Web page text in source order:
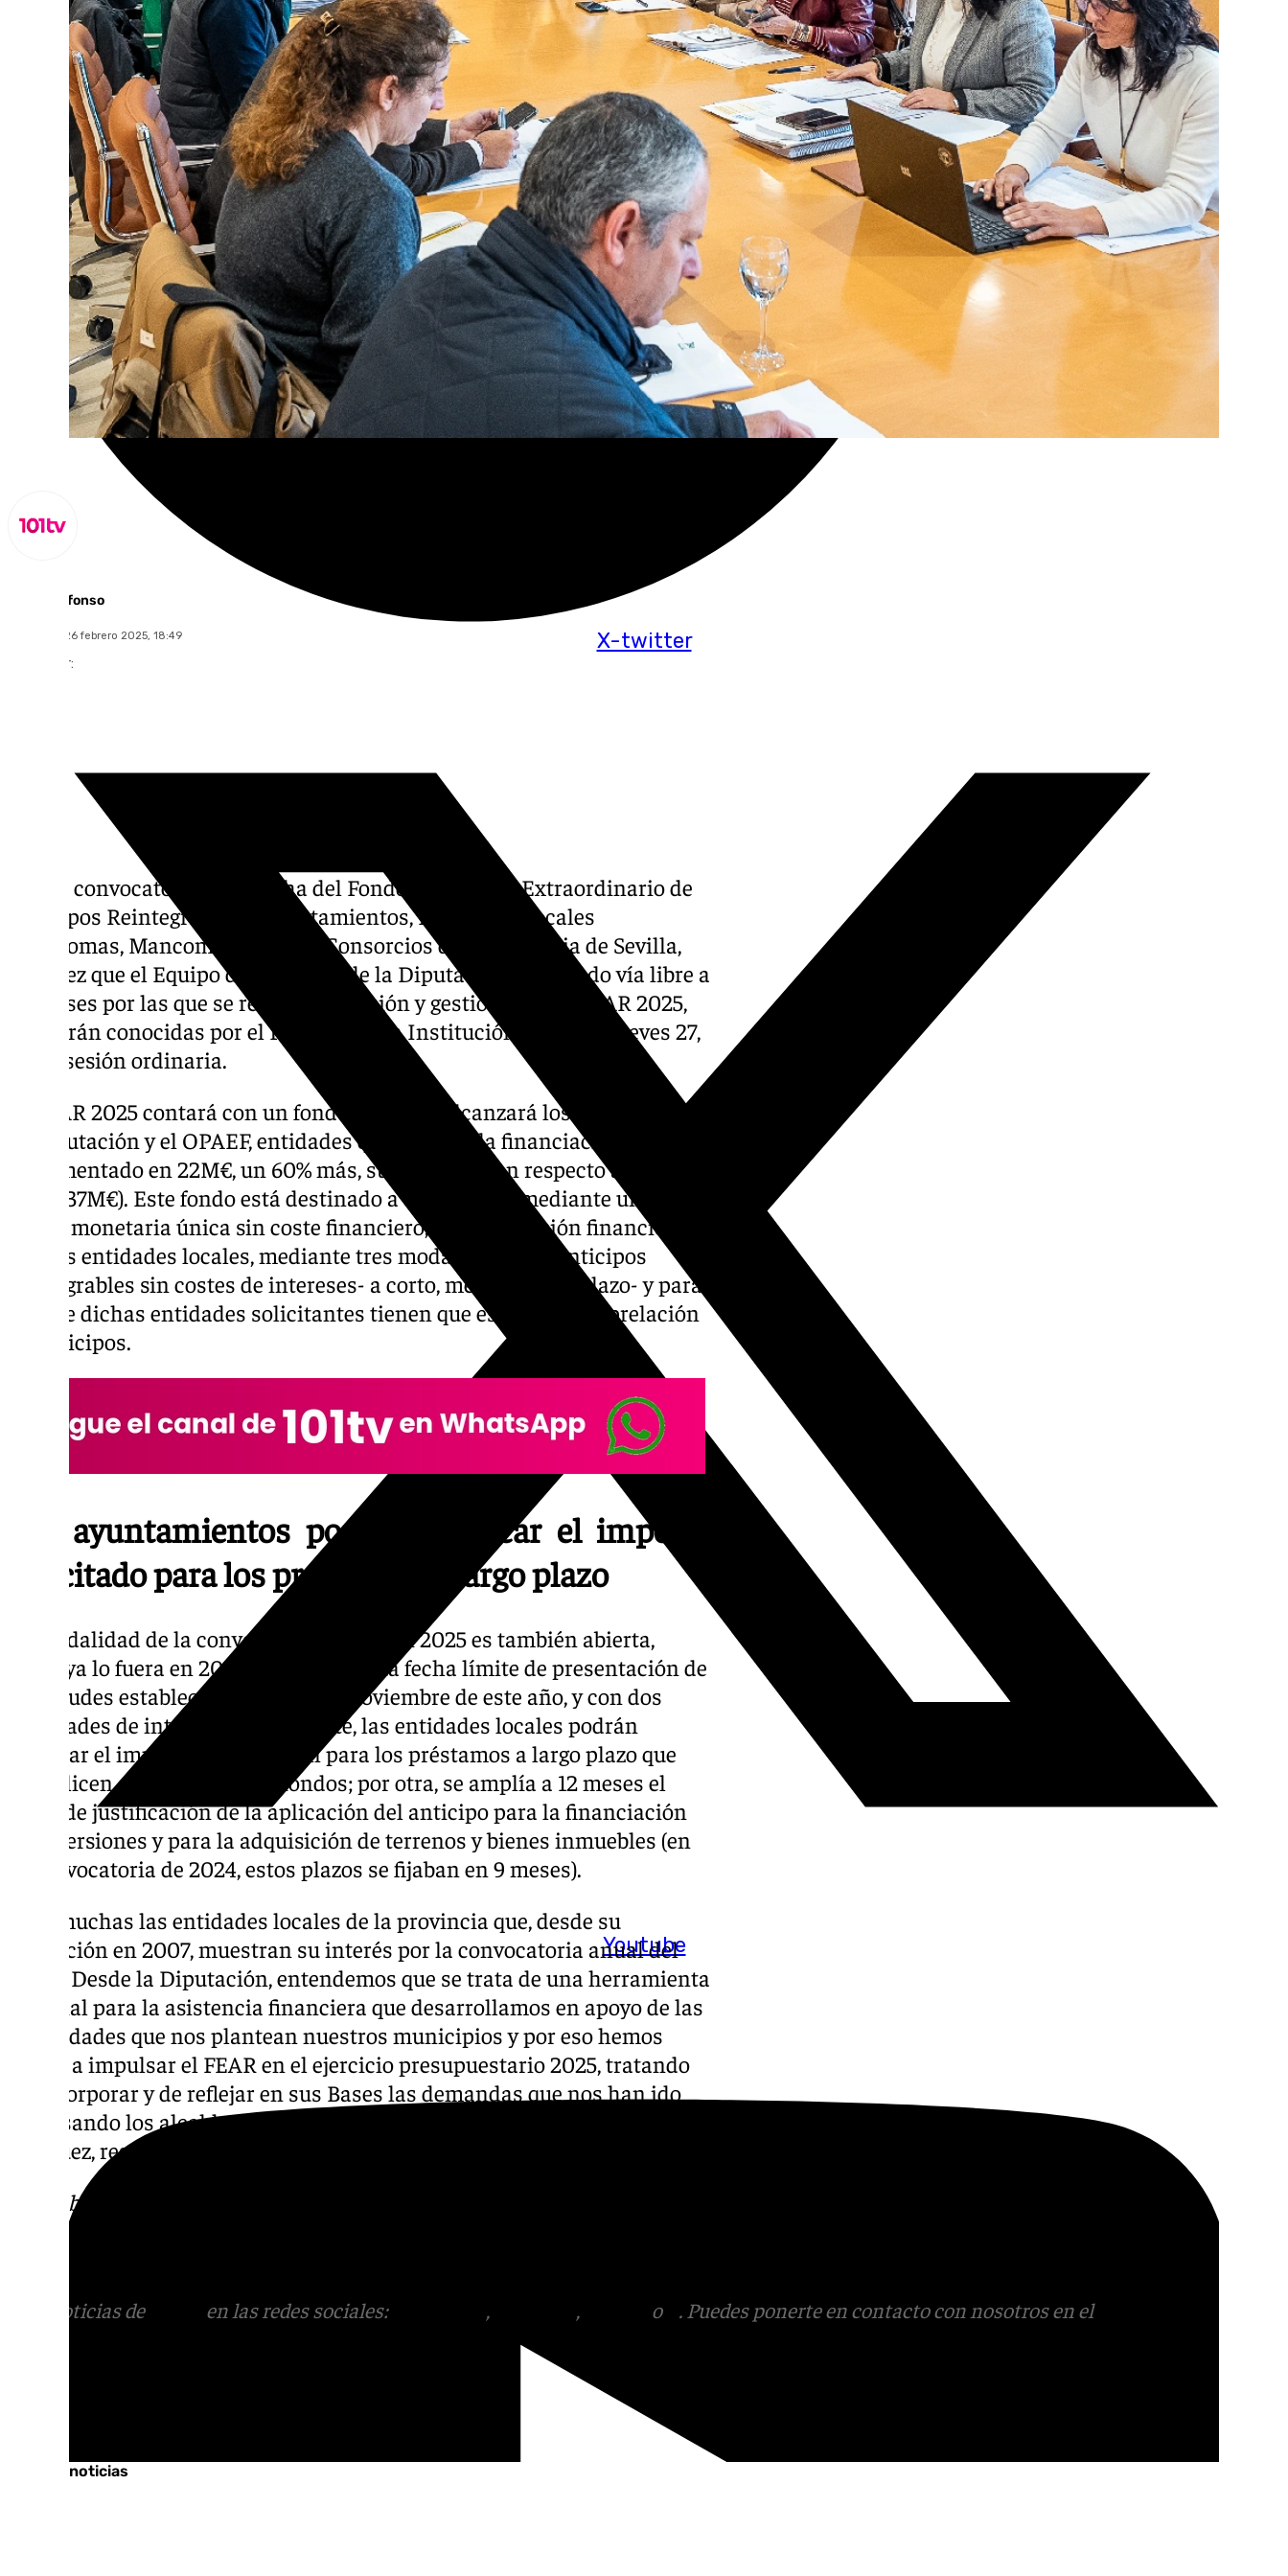
X-twitter
Youtube
Miguel Alfonso
miércoles, 26 febrero 2025, 18:49
Compartir:
Nueva convocatoria en marcha del Fondo Financiero Extraordinario de
Anticipos Reintegrables a Ayuntamientos, Entidades Locales
Autónomas, Mancomunidades y Consorcios de la provincia de Sevilla,
toda vez que el Equipo de Gobierno de la Diputación le ha dado vía libre a
las Bases por las que se regula la creación y gestión de este FEAR 2025,
que serán conocidas por el Plenario de la Institución mañana, jueves 27,
en su sesión ordinaria.
El FEAR 2025 contará con un fondo total que alcanzará los 59M€, ya que
la Diputación y el OPAEF, entidades que aportan la financiación, han
incrementado en 22M€, un 60% más, su dotación con respecto a la de
2024 (37M€). Este fondo está destinado a desarrollar, mediante una
ayuda monetaria única sin coste financiero, la colaboración financiera
con las entidades locales, mediante tres modalidades de anticipos
reintegrables sin costes de intereses- a corto, medio y largo plazo- y para
las que dichas entidades solicitantes tienen que establecer su prelación
de anticipos.
Los ayuntamientos podrán duplicar el importe
solicitado para los préstamos a largo plazo
La modalidad de la convocatoria del FEAR 2025 es también abierta,
como ya lo fuera en 2023 y 2024, con una fecha límite de presentación de
solicitudes establecida para el 3 de noviembre de este año, y con dos
novedades de interés. Por una parte, las entidades locales podrán
duplicar el importe que soliciten para los préstamos a largo plazo que
formalicen a través de estos fondos; por otra, se amplía a 12 meses el
plazo de justificación de la aplicación del anticipo para la financiación
de inversiones y para la adquisición de terrenos y bienes inmuebles (en
la convocatoria de 2024, estos plazos se fijaban en 9 meses).
“Son muchas las entidades locales de la provincia que, desde su
activación en 2007, muestran su interés por la convocatoria anual del
FEAR. Desde la Diputación, entendemos que se trata de una herramienta
esencial para la asistencia financiera que desarrollamos en apoyo de las
necesidades que nos plantean nuestros municipios y por eso hemos
vuelto a impulsar el FEAR en el ejercicio presupuestario 2025, tratando
de incorporar y de reflejar en sus Bases las demandas que nos han ido
expresando los alcaldes y alcaldesas” ha explicado Inmaculada
Márquez, responsable del Área de Hacienda de la Diputación.
Descubre más noticias de
sociales:
Más noticias de en las redes sociales: , , o
. Puedes ponerte en contacto con nosotros en el
Últimas noticias